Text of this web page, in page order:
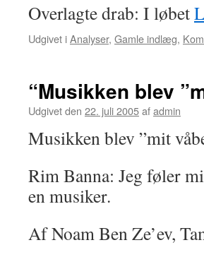
Overlagte drab: I løbet
Udgivet iAnalyser, Gamle indlæg,
“Musikken blev
Udgivet den 22. juli 2005afadmin
Musikken blev ”mit
Rim Banna: Jeg føler
en musiker.
Af Noam Ben Ze’ev,